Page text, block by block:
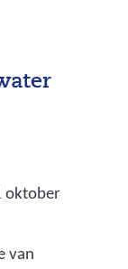
oktober
van